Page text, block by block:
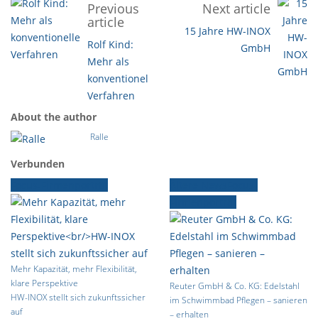
Previous
article
Rolf Kind:
Mehr als
konventionelle
Verfahren
Next article
15 Jahre HW-INOX
GmbH
About the author
Ralle
Verbunden
Mehr Kapazität, mehr Flexibilität,
klare Perspektive
HW-INOX stellt sich zukunftssicher
auf
Reuter GmbH & Co. KG: Edelstahl
im Schwimmbad Pflegen – sanieren
– erhalten